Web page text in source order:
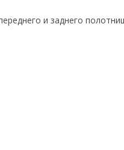
и заднего